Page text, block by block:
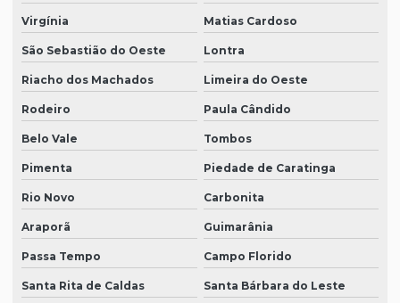
Virgínia Matias Cardoso
São Sebastião do Oeste Lontra
Riacho dos Machados Limeira do Oeste
Rodeiro Paula Cândido
Belo Vale Tombos
Pimenta Piedade de Caratinga
Rio Novo Carbonita
Araporã Guimarânia
Passa Tempo Campo Florido
Santa Rita de Caldas Santa Bárbara do Leste